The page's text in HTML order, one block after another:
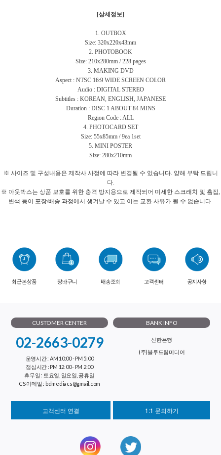
[상세정보]
1. OUTBOX
Size: 320x220x43mm
2. PHOTOBOOK
Size: 210x280mm / 228 pages
3. MAKING DVD
Aspect : NTSC 16:9 WIDE SCREEN COLOR
Audio : DIGITAL STEREO
Subtitles : KOREAN, ENGLISH, JAPANESE
Duration : DISC 1 ABOUT 84 MINS
Region Code : ALL
4. PHOTOCARD SET
Size: 55x85mm / 9ea 1set
5. MINI POSTER
Size: 280x210mm
※ 사이즈 및 구성내용은 제작사 사정에 따라 변경될 수 있습니다. 양해 부탁 드립니
다.
※ 아웃박스는 상품 보호를 위한 충격 방지용으로 제작되어 미세한 스크래치 및 흠집,
변색 등이 포장/배송 과정에서 생겨날 수 있고 이는 교환 사유가 될 수 없습니다.
최근본상품 장바구니 배송조회 고객센터 공지사항
CUSTOMER CENTER
02-2663-0279
운영시간 : AM 10:00 - PM 5:00
점심시간 : PM 12:00 - PM 2:00
휴무일 : 토요일, 일요일, 공휴일
CS 이메일 : bdmediacs@gmail.com
BANK INFO
신한은행
(주)블루드림미디어
고객센터 연결 1:1 문의하기